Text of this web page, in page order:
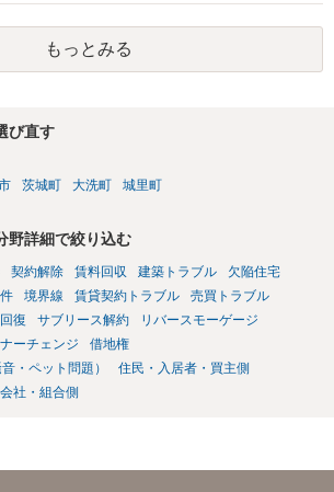
こと」が直ちに正当事由に当たるとは思えま
否される方向性でよろしいかと存じます。 そ
金銭をもらえれば退去には応じる旨交渉をして
か。 過去に賃借人の許可なく無断で賃貸人が
すので、これを理由に一定の金銭賠償を求める
もっとみる
び直す
茨城町 大洗町 城里町
野詳細で絞り込む
契約解除 賃料回収 建築トラブル
欠陥住宅
境界線 賃貸契約トラブル
売買トラブル
復 サブリース解約
リバースモーゲージ
ーチェンジ
借地権
・ペット問題）
住民・入居者・買主側
社・組合側